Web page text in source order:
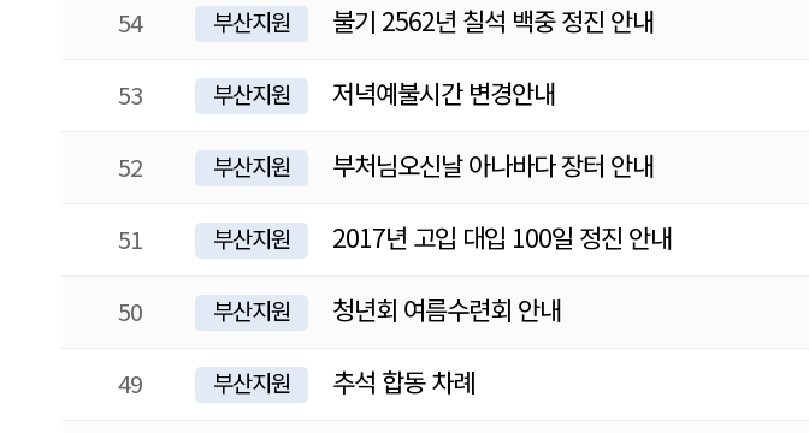
54 부산지원 불기 2562년 칠석 백중 정진 안내
53 부산지원 저녁예불시간 변경안내
52 부산지원 부처님오신날 아나바다 장터 안내
51 부산지원 2017년 고입 대입 100일 정진 안내
50 부산지원 청년회 여름수련회 안내
49 부산지원 추석 합동 차례